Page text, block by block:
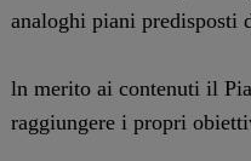
analoghi piani predisposti
ln merito ai contenuti il
raggiungere i propri